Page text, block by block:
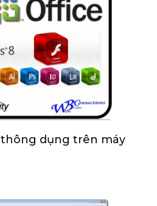
dụng trên máy